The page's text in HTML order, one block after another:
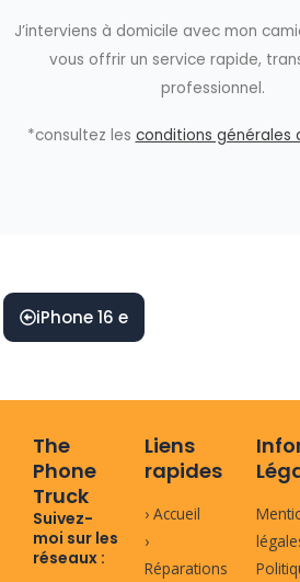
J’interviens à domicile avec mon
vous offrir un service rapide,
professionnel.
*consultez les conditions générales
iPhone 16 e
The
Phone
Truck
Suivez-
moi sur les
réseaux :
Liens
rapides
› Accueil
›
Réparations